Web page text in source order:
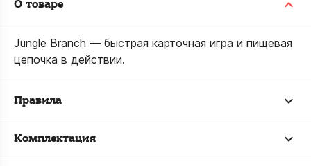
О товаре
Jungle Branch — быстрая карточная игра и пищевая
цепочка в действии.
Правила
Комплектация